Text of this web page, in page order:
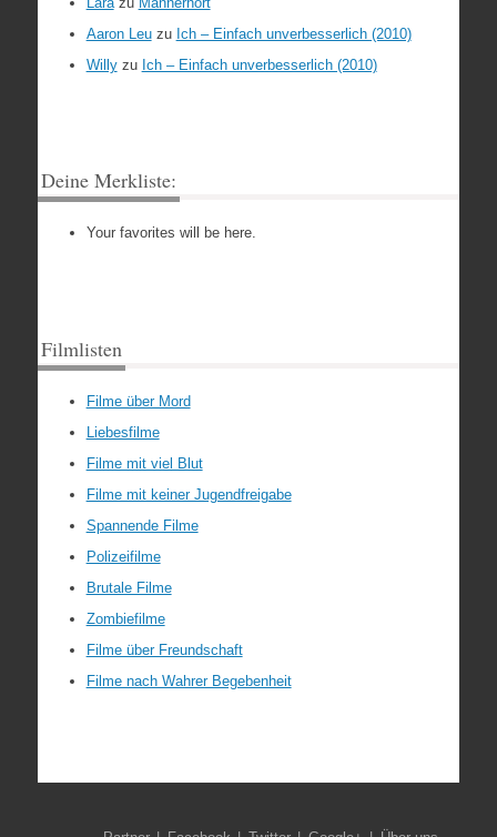
Aaron Leuzu Ich – Einfach unverbesserlich (2010)
Willyzu Ich – Einfach unverbesserlich (2010)
Deine Merkliste:
Your favorites will be here.
Filmlisten
Filme über Mord
Liebesfilme
Filme mit viel Blut
Filme mit keiner Jugendfreigabe
Spannende Filme
Polizeifilme
Brutale Filme
Zombiefilme
Filme über Freundschaft
Filme nach Wahrer Begebenheit